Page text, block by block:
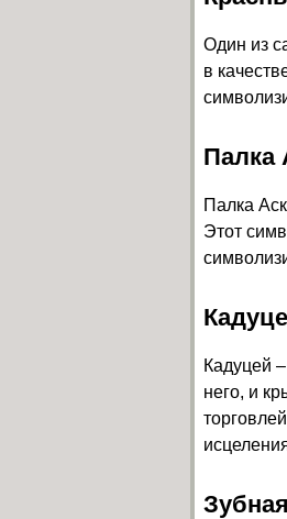
Один из
в
Палка
Палка
Этот
Кадуцей
него, и